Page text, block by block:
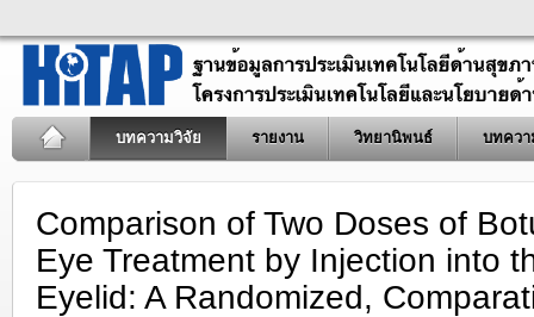
บทความวิจัย รายงาน วิทยานิพนธ์ บทควา
Comparison of Two Doses of
Eye Treatment by Injection into
Eyelid: A Randomized,